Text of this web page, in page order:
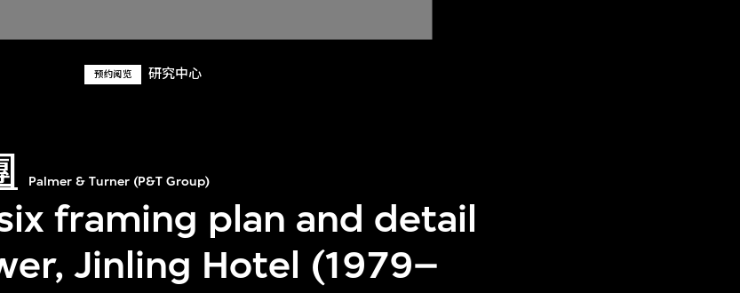
预约阅览 研究中心
Palmer & Turner (P&T Group)
framing plan and detail
Jinling Hotel (1979–